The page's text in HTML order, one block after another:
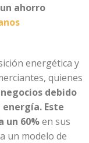
ahorro
energética y
quienes
negocios debido
Este
un 60%en sus
un modelo de